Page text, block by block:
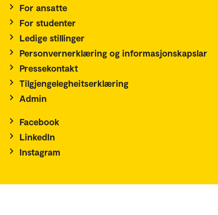
For ansatte
For studenter
Ledige stillinger
Personvernerklæring og informasjonskapslar
Pressekontakt
Tilgjengelegheitserklæring
Admin
Facebook
LinkedIn
Instagram